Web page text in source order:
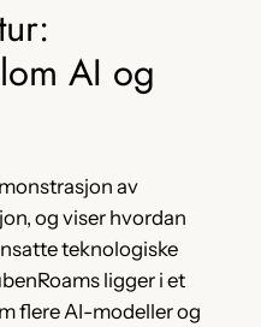
AI og
av
og viser hvordan
teknologiske
ligger i et
flere AI-modeller og